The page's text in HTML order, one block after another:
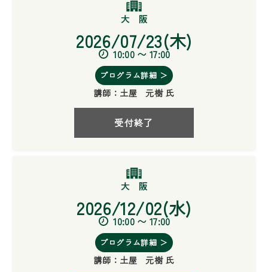
2026/07/23(木)
10:00 〜 17:00
プログラム詳細 ＞
講師： 土屋 元樹 氏
受付終了
2026/12/02(水)
10:00 〜 17:00
プログラム詳細 ＞
講師： 土屋 元樹 氏